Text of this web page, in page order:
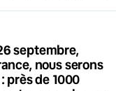
septembre,
nous serons
près de 1000